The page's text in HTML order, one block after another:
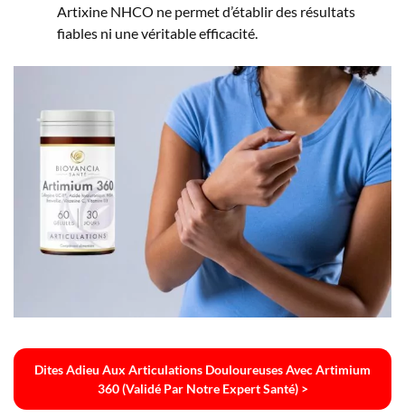
Artixine NHCO ne permet d’établir des résultats
fiables ni une véritable efficacité.
Dites Adieu Aux Articulations Douloureuses Avec Artimium
360 (validé Par Notre Expert Santé) >